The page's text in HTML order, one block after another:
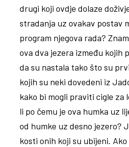
drugi koji ovdje dolaze
stradanja uz ovakav postav
program njegova rada?
ova dva jezera između kojih
da su nastala tako što su
kojih su neki dovedeni iz
kako bi mogli praviti cigle za
li po čemu je ova humka uz
od humke uz desno jezero?
kosti onih koji su ubijeni.